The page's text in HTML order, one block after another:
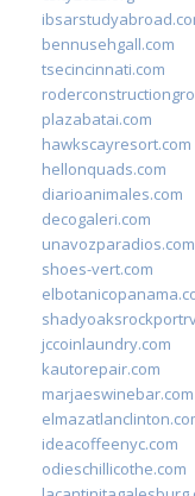
bennusehgall.com
tsecincinnati.com
plazabatai.com
hawkscayresort.com
hellonquads.com
diarioanimales.com
decogaleri.com
unavozparadios.com
shoes-vert.com
jccoinlaundry.com
kautorepair.com
marjaeswinebar.com
ideacoffeenyc.com
odieschillicothe.com